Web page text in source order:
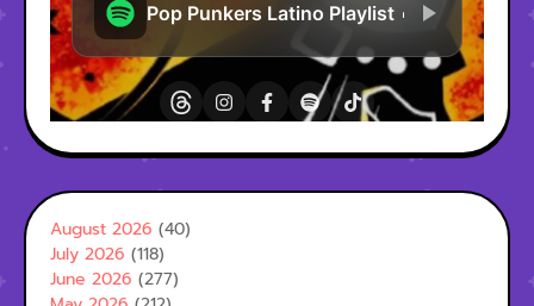
August 2026 (40)
July 2026 (118)
June 2026 (277)